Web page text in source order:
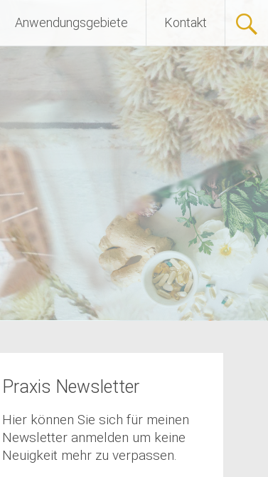
Anwendungsgebiete Kontakt
Praxis Newsletter
Hier können Sie sich für meinen
Newsletter anmelden um keine
Neuigkeit mehr zu verpassen.